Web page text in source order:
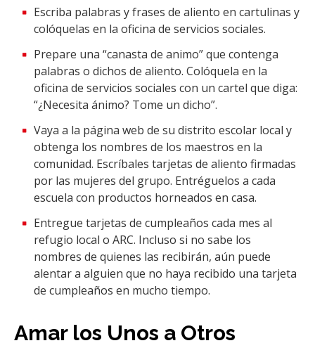
Escriba palabras y frases de aliento en cartulinas y
colóquelas en la oficina de servicios sociales.
Prepare una “canasta de animo” que contenga
palabras o dichos de aliento. Colóquela en la
oficina de servicios sociales con un cartel que diga:
“¿Necesita ánimo? Tome un dicho”.
Vaya a la página web de su distrito escolar local y
obtenga los nombres de los maestros en la
comunidad. Escríbales tarjetas de aliento firmadas
por las mujeres del grupo. Entréguelos a cada
escuela con productos horneados en casa.
Entregue tarjetas de cumpleaños cada mes al
refugio local o ARC. Incluso si no sabe los
nombres de quienes las recibirán, aún puede
alentar a alguien que no haya recibido una tarjeta
de cumpleaños en mucho tiempo.
Amar los Unos a Otros